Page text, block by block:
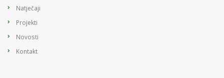
Natječaji
Projekti
Novosti
Kontakt